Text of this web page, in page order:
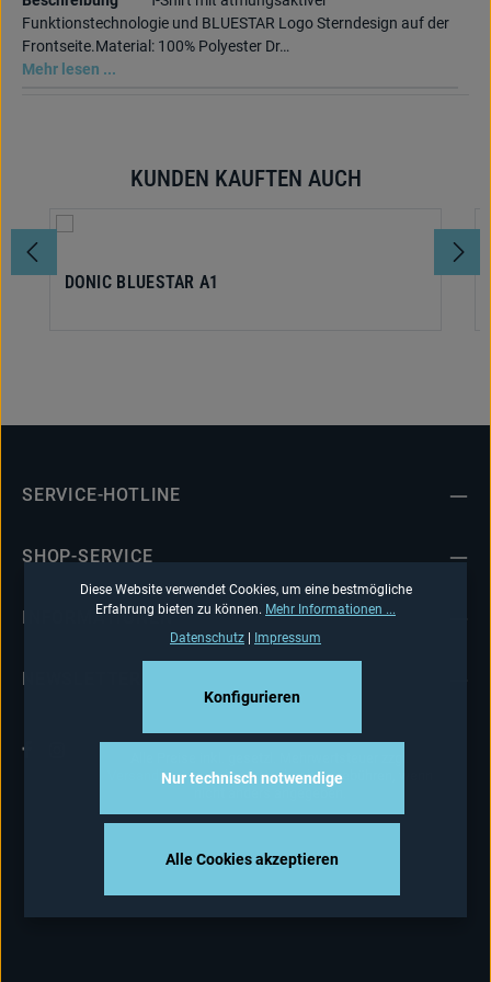
Funktionstechnologie und BLUESTAR Logo Sterndesign auf der
Frontseite.Material: 100% Polyester Dr…
Mehr lesen ...
Produktgalerie überspringenKUNDEN KAUFTEN AUCH
DONIC BLUESTAR A1
SERVICE-HOTLINE
SHOP-SERVICE
INFORMATIONEN
Versandkostenund ggf. Nachnahmegebühren, wenn
Diese Website verwendet Cookies, um eine bestmögliche
Erfahrung bieten zu können. Mehr Informationen ...
Datenschutz | Impressum
Nur technisch notwendige
Konfigurieren
Alle Cookies akzeptieren